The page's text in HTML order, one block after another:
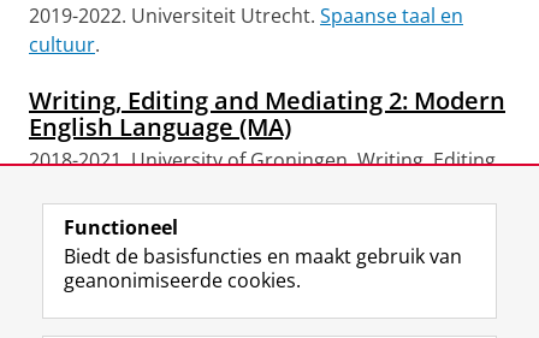
2019-2022. Universiteit Utrecht. Spaanse taal en
cultuur.
Writing, Editing and Mediating 2: Modern
English Language (MA)
2018-2021. University of Groningen. Writing, Editing
Laatst gewijzigd: 17 juli 2023 12:52
Volg de RUG
F
L
R I
Y
Functioneel
Biedt de basisfuncties en maakt gebruik van
geanonimiseerde cookies.